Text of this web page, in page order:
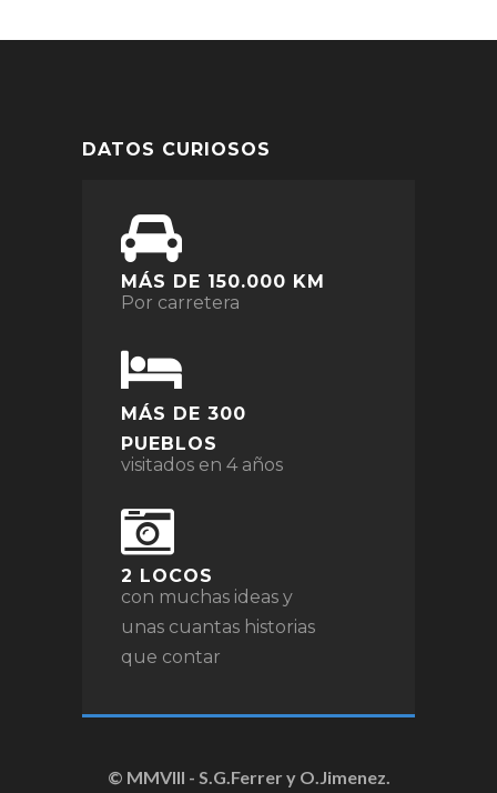
DATOS CURIOSOS
MÁS DE 150.000 KM
Por carretera
MÁS DE 300
PUEBLOS
visitados en 4 años
2 LOCOS
con muchas ideas y
unas cuantas historias
que contar
© MMVIII - S.G.Ferrer y O.Jimenez.